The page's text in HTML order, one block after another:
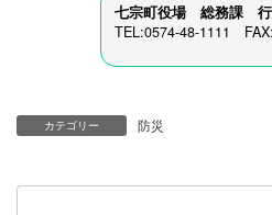
七宗町役場 総務課
TEL:0574-48-1111
カテゴリー 防災
検